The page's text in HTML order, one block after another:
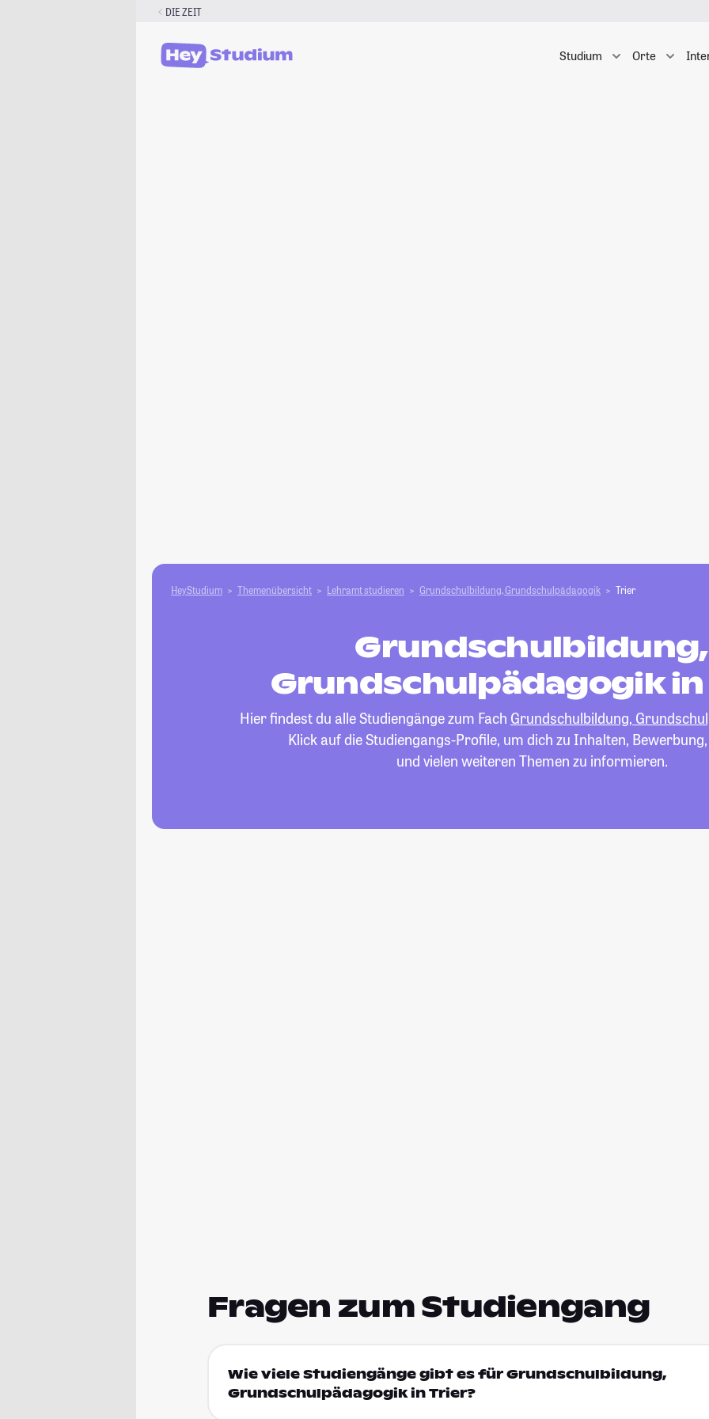
DIE ZEIT
Studium Orte
HeyStudium Themenübersicht Lehramt studieren Grundschulbildung, Grundschulpädagogik Trier
Grundschulbildung,
Grundschulpädagogik
Hier findest du alle Studiengänge zum Fach Grundschulbildung,
Klick auf die Studiengangs-Profile, um dich zu Inhalten,
und vielen weiteren Themen zu informieren.
Fragen zum Studiengang
Wie viele Studiengänge gibt es für Grundschulbildung,
Grundschulpädagogik in Trier?